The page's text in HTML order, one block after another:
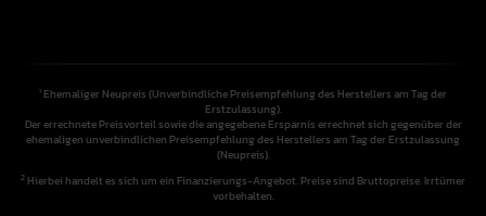
1 Ehemaliger Neupreis (Unverbindliche Preisempfehlung des Herstellers am Tag der
Erstzulassung).
Der errechnete Preisvorteil sowie die angegebene Ersparnis errechnet sich gegenüber der
ehemaligen unverbindlichen Preisempfehlung des Herstellers am Tag der Erstzulassung
(Neupreis).
2Hierbei handelt es sich um ein Finanzierungs-Angebot. Preise sind Bruttopreise. Irrtümer
vorbehalten.